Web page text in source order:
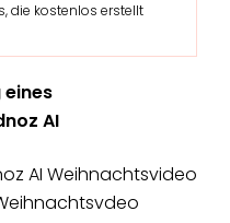
die kostenlos erstellt
eines
AI
AI Weihnachtsvideo